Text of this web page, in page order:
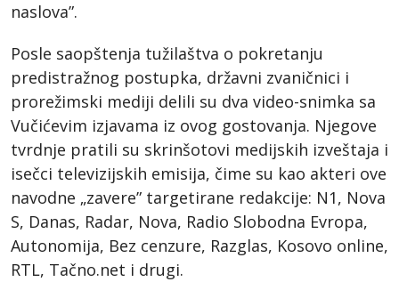
naslova”.
Posle saopštenja tužilaštva o pokretanju
predistražnog postupka, državni zvaničnici i
prorežimski mediji delili su dva video-snimka sa
Vučićevim izjavama iz ovog gostovanja. Njegove
tvrdnje pratili su skrinšotovi medijskih izveštaja i
isečci televizijskih emisija, čime su kao akteri ove
navodne „zavere” targetirane redakcije: N1, Nova
S, Danas, Radar, Nova, Radio Slobodna Evropa,
Autonomija, Bez cenzure, Razglas, Kosovo online,
RTL, Tačno.net i drugi.